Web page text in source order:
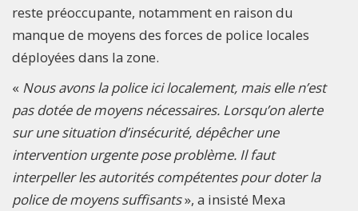
reste préoccupante, notamment en raison du
manque de moyens des forces de police locales
déployées dans la zone.
« Nous avons la police ici localement, mais elle n’est
pas dotée de moyens nécessaires. Lorsqu’on alerte
sur une situation d’insécurité, dépêcher une
intervention urgente pose problème. Il faut
interpeller les autorités compétentes pour doter la
police de moyens suffisants», a insisté Mexa